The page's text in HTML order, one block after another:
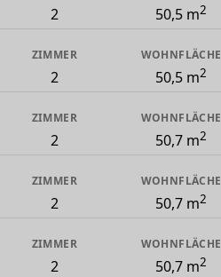
2 50,5 m2
ZIMMER
2
WOHNFLÄCHE
50,5 m2
ZIMMER
2
WOHNFLÄCHE
50,7 m2
ZIMMER
2
WOHNFLÄCHE
50,7 m2
ZIMMER
2
WOHNFLÄCHE
50,7 m2